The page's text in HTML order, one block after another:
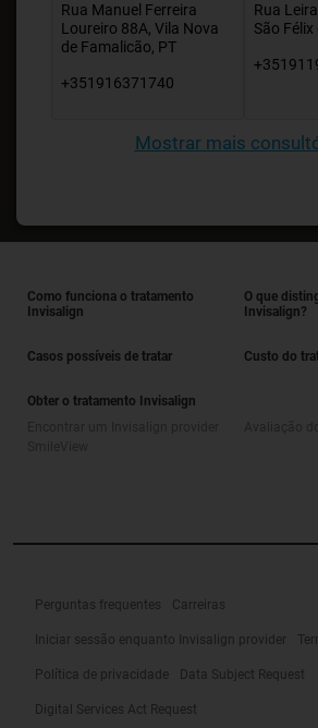
Rua Manuel Ferreira
Loureiro 88A, Vila Nova
de Famalicão, PT
+351916371740
Rua
São
Mostrar mais
Como funciona o tratamento
Invisalign
O que
Invisalign?
Casos possíveis de tratar Custo do
Obter o tratamento Invisalign
Perguntas frequentes Carreiras
Iniciar sessão enquanto Invisalign provider
Política de privacidade Data Subject Request
Digital Services Act Request